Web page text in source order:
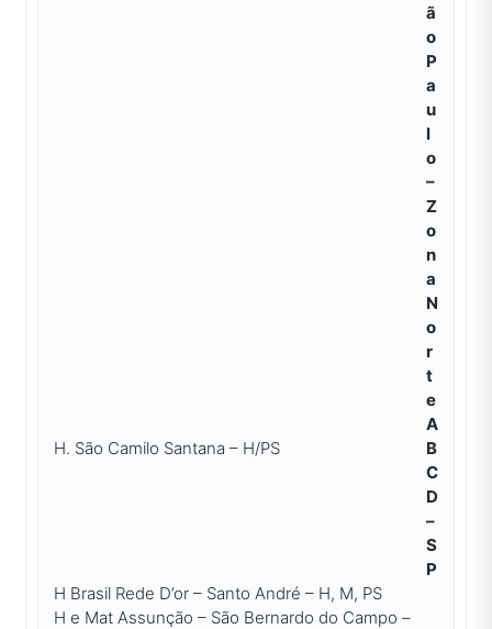
ã
o
P
a
u
l
o
–
Z
o
n
a
N
o
r
t
e
H. São Camilo Santana – H/PS
A
B
C
D
–
S
P
H Brasil Rede D’or – Santo André – H, M, PS
H e Mat Assunção – São Bernardo do Campo –